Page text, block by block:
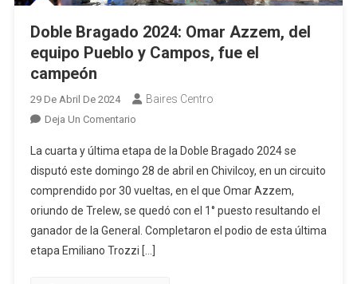
Doble Bragado 2024: Omar Azzem, del
equipo Pueblo y Campos, fue el
campeón
29 De Abril De 2024 Baires Centro
Deja Un ComentarioEn
Bragado
2024:
Omar
Azzem,
Del
Equipo
La cuarta y última etapa de la Doble Bragado 2024 se
disputó este domingo 28 de abril en Chivilcoy, en un circuito
comprendido por 30 vueltas, en el que Omar Azzem,
oriundo de Trelew, se quedó con el 1° puesto resultando el
ganador de la General. Completaron el podio de esta última
etapa Emiliano Trozzi […]